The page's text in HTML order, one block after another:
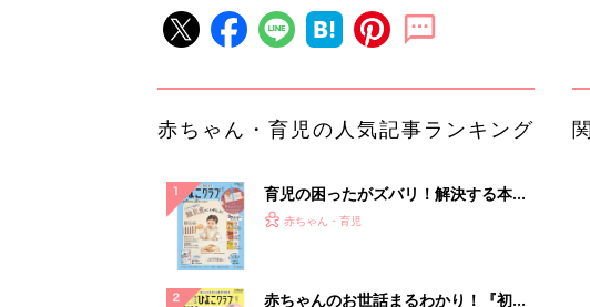
赤ちゃん・育児の人気記事ランキング
育児の困ったがズバリ！解決する本
『ひよこクラブ 秋号』 4カ月～2才
赤ちゃん・育児
赤ちゃんのお世話まるわかり！『初め